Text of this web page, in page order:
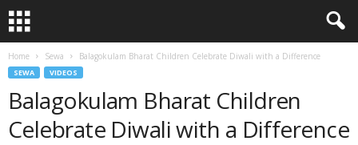
Home Sewa Balagokulam Bharat Children Celebrate Diwali with a Difference
SEWA VIDEOS
Balagokulam Bharat Children
Celebrate Diwali with a Difference